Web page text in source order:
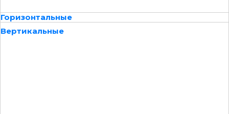
Горизонтальные
Вертикальные